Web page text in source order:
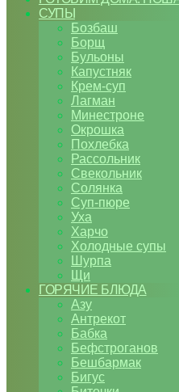
СУПЫ
Бозбаш
Борщ
Бульоны
Капустняк
Крем-суп
Лагман
Минестроне
Окрошка
Похлебка
Рассольник
Свекольник
Солянка
Суп-пюре
Уха
Харчо
Холодные супы
Шурпа
Щи
ГОРЯЧИЕ БЛЮДА
Азу
Антрекот
Бабка
Бефстроганов
Бешбармак
Бигус